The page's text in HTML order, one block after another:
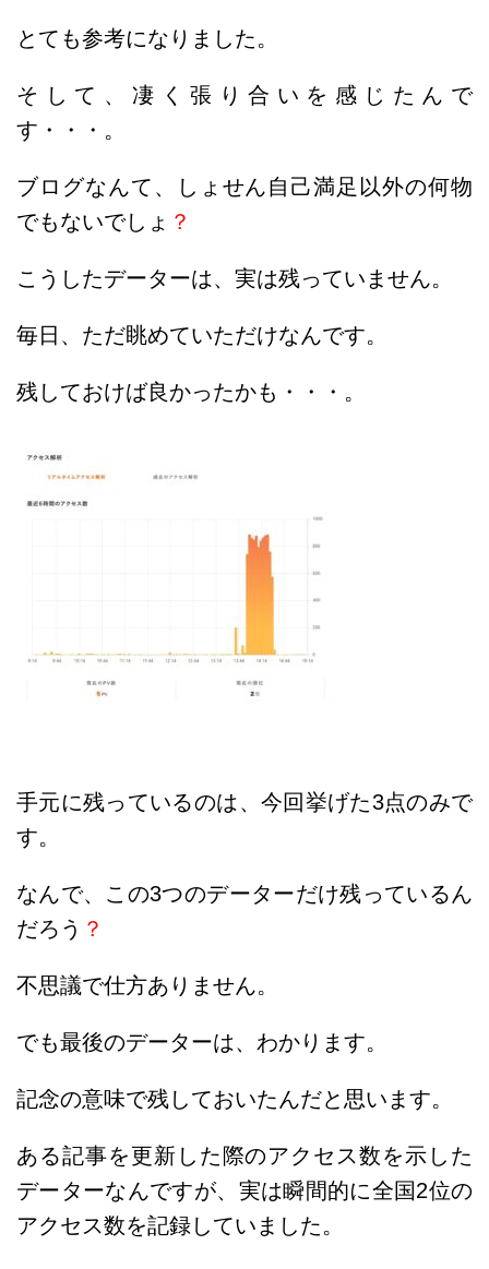
とても参考になりました。
そして、凄く張り合いを感じたんで
す・・・。
ブログなんて、しょせん自己満足以外の何物
でもないでしょ ？
こうしたデーターは、実は残っていません。
毎日、ただ眺めていただけなんです。
残しておけば良かったかも・・・。
手元に残っているのは、今回挙げた3点のみで
す。
なんで、この3つのデーターだけ残っているん
だろう ？
不思議で仕方ありません。
でも最後のデーターは、わかります。
記念の意味で残しておいたんだと思います。
ある記事を更新した際のアクセス数を示した
データーなんですが、実は瞬間的に全国2位の
アクセス数を記録していました。